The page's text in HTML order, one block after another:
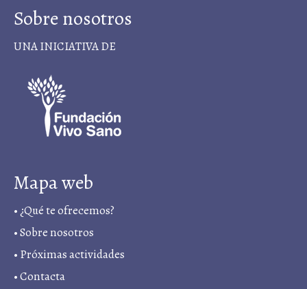
Sobre nosotros
UNA INICIATIVA DE
Mapa web
•¿Qué te ofrecemos?
•Sobre nosotros
• Próximas actividades
•Contacta